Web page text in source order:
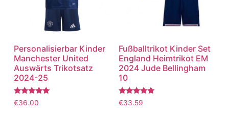
Personalisierbar Kinder
Manchester United
Auswärts Trikotsatz
2024-25
Bewertet
mit
€36.00
Fußballtrikot Kinder Set
England Heimtrikot EM
2024 Jude Bellingham
10
Bewertet
mit
€33.59